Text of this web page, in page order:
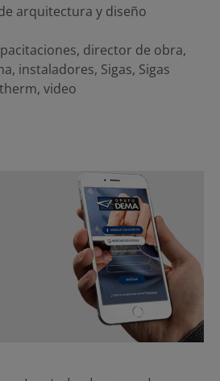
arquitectura y diseño
, director de obra,
, instaladores, Sigas, Sigas
, video